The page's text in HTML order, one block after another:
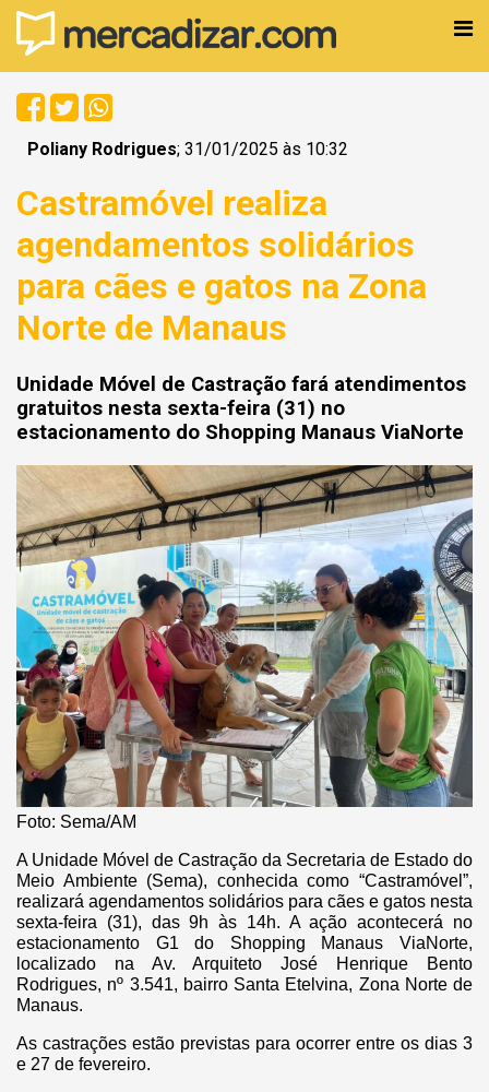
Poliany Rodrigues; 31/01/2025 às 10:32
Castramóvel realiza
agendamentos solidários
para cães e gatos na Zona
Norte de Manaus
Unidade Móvel de Castração fará atendimentos
gratuitos nesta sexta-feira (31) no
estacionamento do Shopping Manaus ViaNorte
Foto: Sema/AM
A Unidade Móvel de Castração da Secretaria de Estado do
Meio Ambiente (Sema), conhecida como “Castramóvel”,
realizará agendamentos solidários para cães e gatos nesta
sexta-feira (31), das 9h às 14h. A ação acontecerá no
estacionamento G1 do Shopping Manaus ViaNorte,
localizado na Av. Arquiteto José Henrique Bento
Rodrigues, nº 3.541, bairro Santa Etelvina, Zona Norte de
Manaus.
As castrações estão previstas para ocorrer entre os dias 3
e 27 de fevereiro.